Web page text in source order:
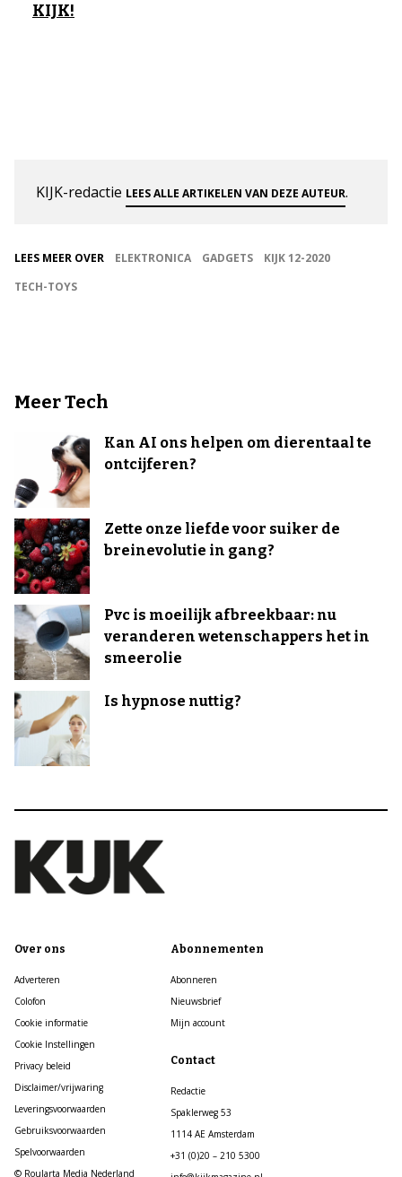
KIJK!
KIJK-redactie LEES ALLE ARTIKELEN VAN DEZE AUTEUR.
LEES MEER OVER ELEKTRONICA GADGETS
KIJK 12-2020
TECH-TOYS
Meer Tech
Kan AI ons helpen om dierentaal te
ontcijferen?
Zette onze liefde voor suiker de
breinevolutie in gang?
Pvc is moeilijk afbreekbaar: nu
veranderen wetenschappers het in
smeerolie
Is hypnose nuttig?
Over ons
Adverteren
Colofon
Cookie informatie
Cookie Instellingen
Privacy beleid
Disclaimer/vrijwaring
Leveringsvoorwaarden
Gebruiksvoorwaarden
Spelvoorwaarden
© Roularta Media Nederland
Abonnementen
Abonneren
Nieuwsbrief
Mijn account
Contact
Redactie
Spaklerweg 53
1114 AE Amsterdam
+31 (0)20 – 210 5300